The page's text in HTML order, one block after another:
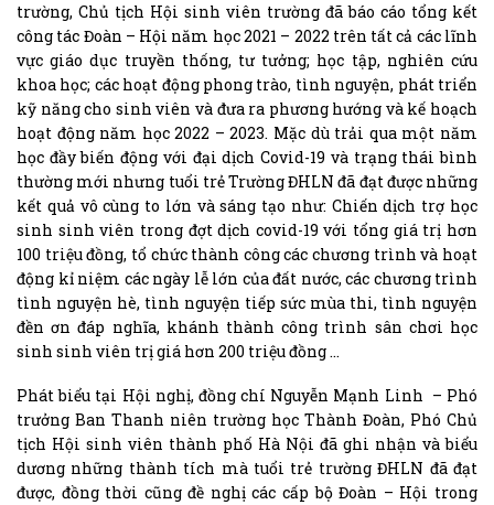
trường, Chủ tịch Hội sinh viên trường đã báo cáo tổng kết
công tác Đoàn – Hội năm học 2021 – 2022 trên tất cả các lĩnh
vực giáo dục truyền thống, tư tưởng; học tập, nghiên cứu
khoa học; các hoạt động phong trào, tình nguyện, phát triển
kỹ năng cho sinh viên và đưa ra phương hướng và kế hoạch
hoạt động năm học 2022 – 2023. Mặc dù trải qua một năm
học đầy biến động với đại dịch Covid-19 và trạng thái bình
thường mới nhưng tuổi trẻ Trường ĐHLN đã đạt được những
kết quả vô cùng to lớn và sáng tạo như: Chiến dịch trợ học
sinh sinh viên trong đợt dịch covid-19 với tổng giá trị hơn
100 triệu đồng, tổ chức thành công các chương trình và hoạt
động kỉ niệm các ngày lễ lớn của đất nước, các chương trình
tình nguyện hè, tình nguyện tiếp sức mùa thi, tình nguyện
đền ơn đáp nghĩa, khánh thành công trình sân chơi học
sinh sinh viên trị giá hơn 200 triệu đồng …
Phát biểu tại Hội nghị, đồng chí Nguyễn Mạnh Linh – Phó
trưởng Ban Thanh niên trường học Thành Đoàn, Phó Chủ
tịch Hội sinh viên thành phố Hà Nội đã ghi nhận và biểu
dương những thành tích mà tuổi trẻ trường ĐHLN đã đạt
được, đồng thời cũng đề nghị các cấp bộ Đoàn – Hội trong